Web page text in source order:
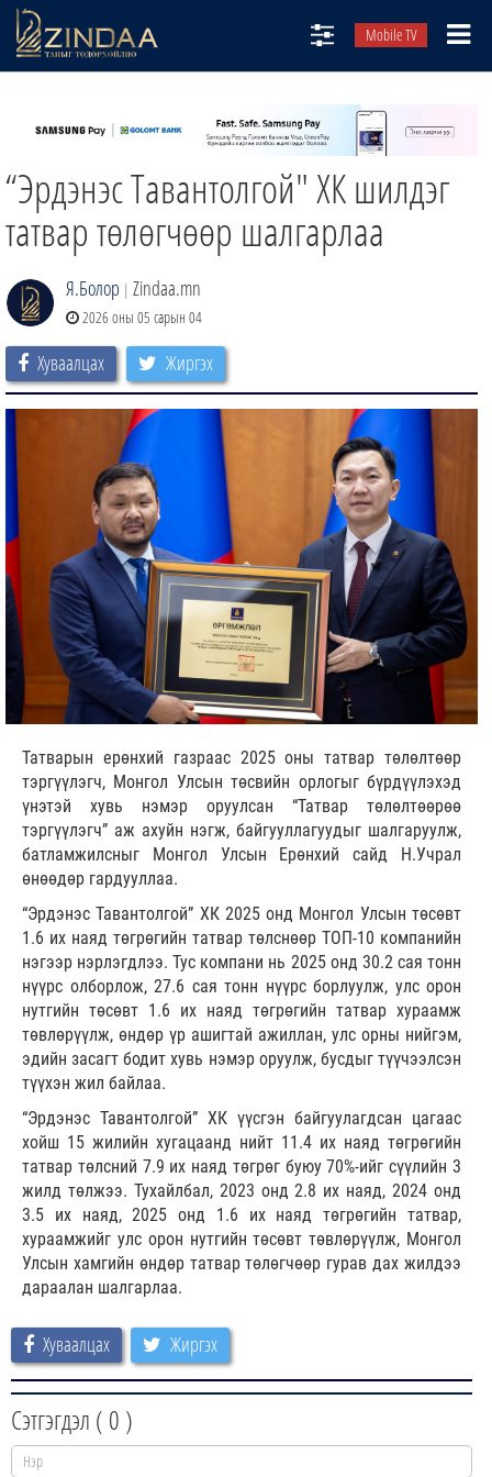
Mobile TV
ТВ8
ӨГЛӨӨНИЙ СОНИН
АУДИО ЗОХИОЛ
ЗИНДАА СЭТГҮҮЛ
“Эрдэнэс Тавантолгой" ХК шилдэг
татвар төлөгчөөр шалгарлаа
Я.Болор | Zindaa.mn
2026 оны 05 сарын 04
Хуваалцах Жиргэх
Татварын ерөнхий газраас 2025 оны татвар төлөлтөөр
тэргүүлэгч, Монгол Улсын төсвийн орлогыг бүрдүүлэхэд
үнэтэй хувь нэмэр оруулсан “Татвар төлөлтөөрөө
тэргүүлэгч” аж ахуйн нэгж, байгууллагуудыг шалгаруулж,
батламжилсныг Монгол Улсын Ерөнхий сайд Н.Учрал
өнөөдөр гардууллаа.
“Эрдэнэс Тавантолгой” ХК 2025 онд Монгол Улсын төсөвт
1.6 их наяд төгрөгийн татвар төлснөөр ТОП-10 компанийн
нэгээр нэрлэгдлээ. Тус компани нь 2025 онд 30.2 сая тонн
нүүрс олборлож, 27.6 сая тонн нүүрс борлуулж, улс орон
нутгийн төсөвт 1.6 их наяд төгрөгийн татвар хураамж
төвлөрүүлж, өндөр үр ашигтай ажиллан, улс орны нийгэм,
эдийн засагт бодит хувь нэмэр оруулж, бусдыг түүчээлсэн
түүхэн жил байлаа.
“Эрдэнэс Тавантолгой” ХК үүсгэн байгуулагдсан цагаас
хойш 15 жилийн хугацаанд нийт 11.4 их наяд төгрөгийн
татвар төлсний 7.9 их наяд төгрөг буюу 70%-ийг сүүлийн 3
жилд төлжээ. Тухайлбал, 2023 онд 2.8 их наяд, 2024 онд
3.5 их наяд, 2025 онд 1.6 их наяд төгрөгийн татвар,
хураамжийг улс орон нутгийн төсөвт төвлөрүүлж, Монгол
Улсын хамгийн өндөр татвар төлөгчөөр гурав дах жилдээ
дараалан шалгарлаа.
Хуваалцах Жиргэх
Сэтгэгдэл ( 0 )